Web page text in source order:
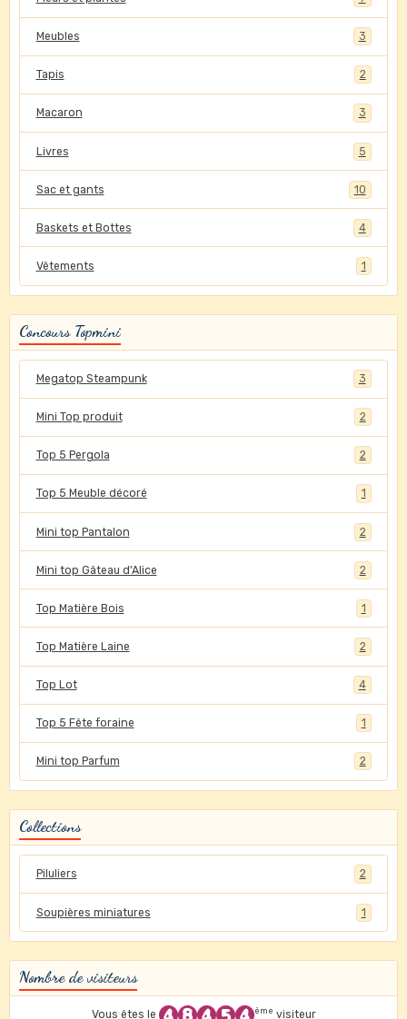
Meubles 3
Tapis 2
Macaron 3
Livres 5
Sac et gants 10
Baskets et Bottes 4
Vêtements 1
Concours Topmini
Megatop Steampunk 3
Mini Top produit 2
Top 5 Pergola 2
Top 5 Meuble décoré 1
Mini top Pantalon 2
Mini top Gâteau d'Alice 2
Top Matière Bois 1
Top Matière Laine 2
Top Lot 4
Top 5 Fête foraine 1
Mini top Parfum 2
Collections
Piluliers 2
Soupières miniatures 1
Nombre de visiteurs
Vous êtes le ème visiteur